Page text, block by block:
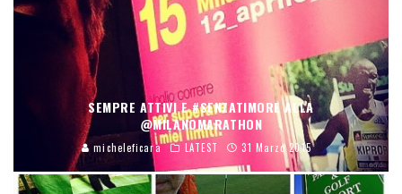
SEMPRE ATTIVI E #SENZATIMORE ALLA
@MILANOMARATHON
micheleficara LATEST 31 Marzo 2015